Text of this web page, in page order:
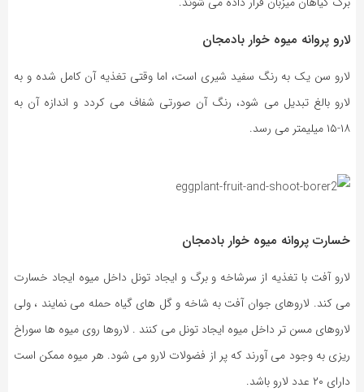
لارو پروانه میوه خوار بادمجان
لارو سن یک به رنگ سفید شیری است، اما وقتی تغذیه آن کامل شده و به
لارو بالغ تبدیل می شود، رنگ آن صورتی شفاف می کردد و اندازه آن به
۱۸-۱۵ میلیمتر می رسد.
خسارت پروانه میوه خوار بادمجان
لارو آفت با تغذیه از سرشاخه و برگ و ایجاد تونل داخل میوه ایجاد خسارت
می کند. لاروهای جوان آفت به شاخه و گل های گیاه حمله می نمایند ، ولی
لاروهای مسن تر داخل میوه ایجاد تونل می کنند . لاروها روی میوه ها سوراخ
ریزی به وجود می آورند که پر از فضولات لارو می شود. هر میوه ممکن است
دارای ۲۰ عدد لارو باشد.